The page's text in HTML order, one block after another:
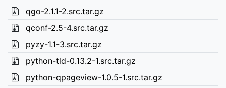
qgo-2.1.1-2.src.tar.gz
qconf-2.5-4.src.tar.gz
pyzy-1.1-3.src.tar.gz
python-tld-0.13.2-1.src.tar.gz
python-qpageview-1.0.5-1.src.tar.gz